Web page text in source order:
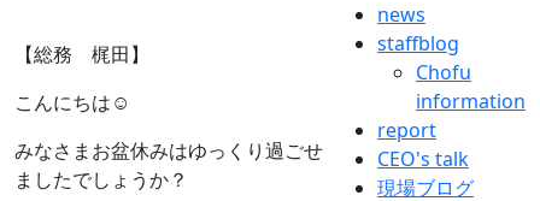
【総務 梶田】
こんにちは☺
みなさまお盆休みはゆっくり過ごせ
ましたでしょうか？
news
staffblog
Chofu
information
report
CEO's talk
現場ブログ